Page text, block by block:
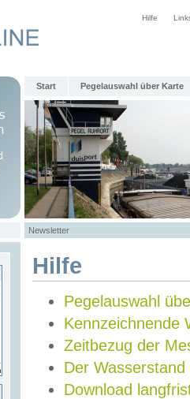
Hilfe
Start Pegelauswahl über Karte
Newsletter
Hilfe
Pegelauswahl
Kennzeichnende
Zeitbezug der
Der Wasserstand
Download